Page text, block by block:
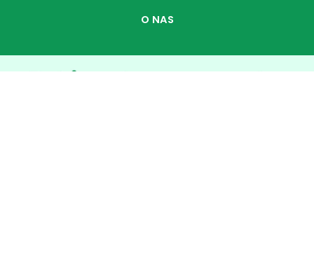
O NAS